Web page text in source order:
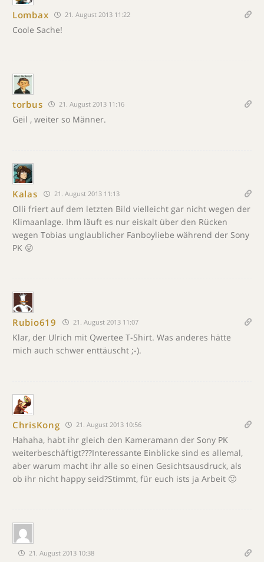
Lombax 21. August 2013 11:22
Coole Sache!
torbus 21. August 2013 11:16
Geil , weiter so Männer.
Kalas 21. August 2013 11:13
Olli friert auf dem letzten Bild vielleicht gar nicht wegen der
Klimaanlage. Ihm läuft es nur eiskalt über den Rücken
wegen Tobias unglaublicher Fanboyliebe während der Sony
PK 😛
Rubio619 21. August 2013 11:07
Klar, der Ulrich mit Qwertee T-Shirt. Was anderes hätte
mich auch schwer enttäuscht ;-).
ChrisKong 21. August 2013 10:56
Hahaha, habt ihr gleich den Kameramann der Sony PK
weiterbeschäftigt???Interessante Einblicke sind es allemal,
aber warum macht ihr alle so einen Gesichtsausdruck, als
ob ihr nicht happy seid?Stimmt, für euch ists ja Arbeit 🙂
21. August 2013 10:38